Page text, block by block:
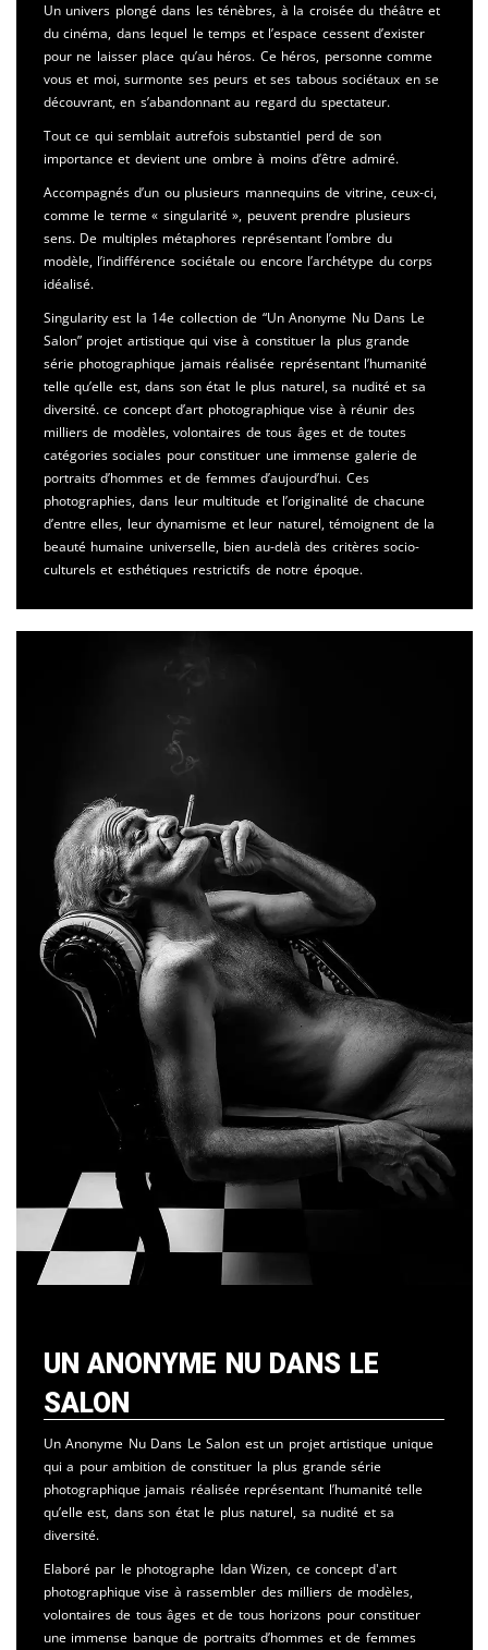
Un univers plongé dans les ténèbres, à la croisée du théâtre et
du cinéma, dans lequel le temps et l’espace cessent d’exister
pour ne laisser place qu’au héros. Ce héros, personne comme
vous et moi, surmonte ses peurs et ses tabous sociétaux en se
découvrant, en s’abandonnant au regard du spectateur.
Tout ce qui semblait autrefois substantiel perd de son
importance et devient une ombre à moins d’être admiré.
Accompagnés d’un ou plusieurs mannequins de vitrine, ceux-ci,
comme le terme « singularité », peuvent prendre plusieurs
sens. De multiples métaphores représentant l’ombre du
modèle, l’indifférence sociétale ou encore l’archétype du corps
idéalisé.
Singularity est la 14e collection de “Un Anonyme Nu Dans Le
Salon” projet artistique qui vise à constituer la plus grande
série photographique jamais réalisée représentant l’humanité
telle qu’elle est, dans son état le plus naturel, sa nudité et sa
diversité. ce concept d’art photographique vise à réunir des
milliers de modèles, volontaires de tous âges et de toutes
catégories sociales pour constituer une immense galerie de
portraits d’hommes et de femmes d’aujourd’hui. Ces
photographies, dans leur multitude et l’originalité de chacune
d’entre elles, leur dynamisme et leur naturel, témoignent de la
beauté humaine universelle, bien au-delà des critères socio-
culturels et esthétiques restrictifs de notre époque.
Un Anonyme Nu Dans Le
Salon
Un Anonyme Nu Dans Le Salon est un projet artistique unique
qui a pour ambition de constituer la plus grande série
photographique jamais réalisée représentant l’humanité telle
qu’elle est, dans son état le plus naturel, sa nudité et sa
diversité.
Elaboré par le photographe Idan Wizen, ce concept d'art
photographique vise à rassembler des milliers de modèles,
volontaires de tous âges et de tous horizons pour constituer
une immense banque de portraits d’hommes et de femmes